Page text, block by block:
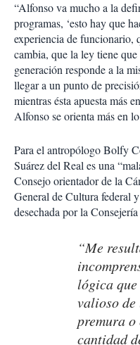
“Alfonso va mucho a la
programas, ‘esto hay que
experiencia de funcionario,
cambia, que la ley tiene
generación responde a la
llegar a un punto de
mientras ésta apuesta más
Alfonso se orienta más en
Para el antropólogo Bolfy
Suárez del Real es una
Consejo orientador de la
General de Cultura federal
desechada por la
“Me
lógica que
valioso de
premura o
cantidad